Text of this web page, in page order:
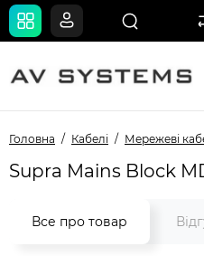
Головна Кабелі Мережеві
Supra Mains Block
Все про товар